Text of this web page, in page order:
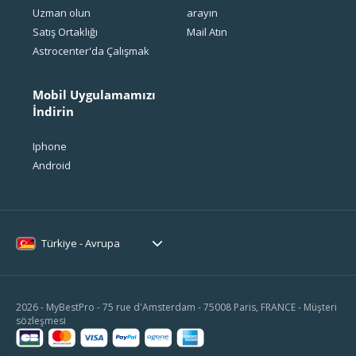
Uzman olun
Satış Ortaklığı
Astrocenter'da Çalışmak
Mobil Uygulamamızı
İndirin
Iphone
Android
arayın
Mail Atın
Türkiye - Avrupa
2026 - MyBestPro - 75 rue d'Amsterdam - 75008 Paris, FRANCE - Müşteri
sözleşmesi